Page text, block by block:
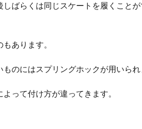
ばらくは同じスケートを履くことが
あります。
のにはスプリングホックが用いられ
って付け方が違ってきます。